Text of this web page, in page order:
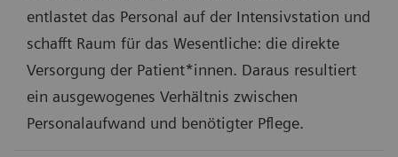
entlastet das Personal auf der Intensivstation und
schafft Raum für das Wesentliche: die direkte
Versorgung der Patient*innen. Daraus resultiert
ein ausgewogenes Verhältnis zwischen
Personalaufwand und benötigter Pflege.